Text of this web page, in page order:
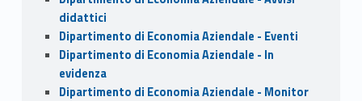
didattici
Dipartimento di Economia Aziendale - Eventi
Dipartimento di Economia Aziendale - In
evidenza
Dipartimento di Economia Aziendale - Monitor